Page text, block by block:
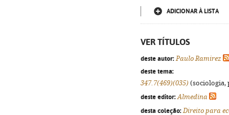
ADICIONAR À LISTA
VER TÍTULOS
deste autor: Paulo Ramirez
deste tema:
347.7(469)(035) (sociologia,
deste editor: Almedina
desta coleção: Direito para